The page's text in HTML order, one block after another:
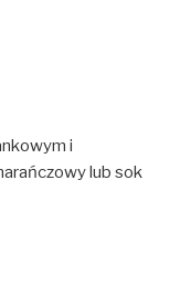
i
lub sok